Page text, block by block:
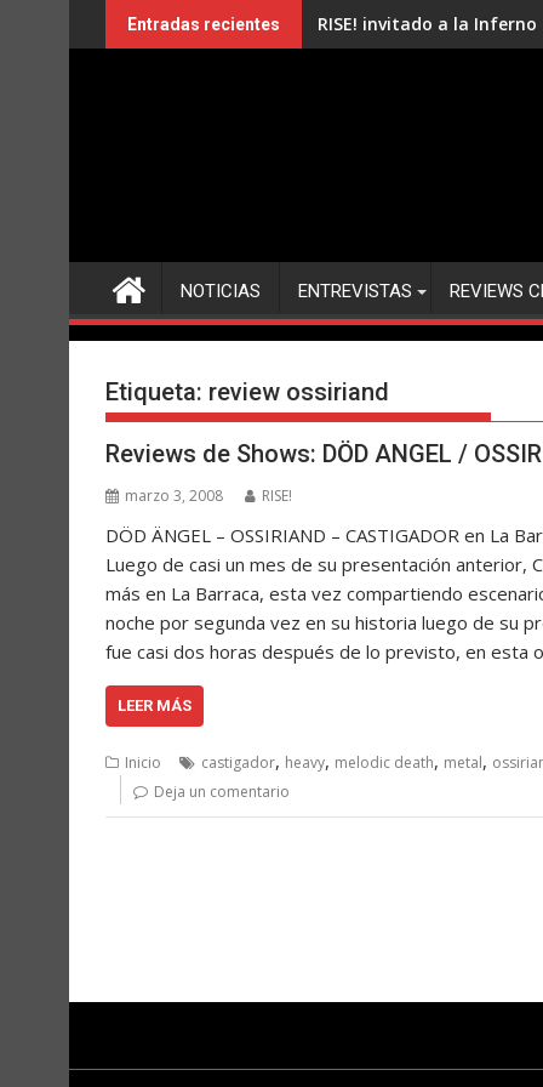
al
Entradas recientes RISE! invitado a la Inferno
NOTICIAS ENTREVISTAS REVIEWS
Etiqueta: review ossiriand
Reviews de Shows: DÖD ANGEL /
marzo 3, 2008 RISE!
DÖD ÄNGEL – OSSIRIAND – CASTIGADOR en
Luego de casi un mes de su presentación anterior,
más en La Barraca, esta vez compartiendo
noche por segunda vez en su historia luego de su
fue casi dos horas después de lo previsto, en esta
LEER MÁS
Inicio castigador, heavy, melodic death, metal,
Deja un comentario